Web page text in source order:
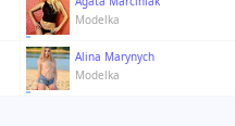
Modelka
Alina Marynych
Modelka